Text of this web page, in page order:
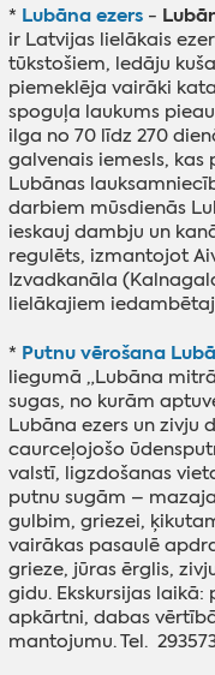
* Lubāna ezers-
ir Latvijas lielākais
tūkstošiem, ledāju
piemeklēja vairāki
spoguļa laukums
ilga no 70 līdz 270
galvenais iemesls, kas
Lubānas
darbiem mūsdienās
ieskauj dambju un
regulēts, izmantojot
Izvadkanāla
lielākajiem
* Putnu vērošana
liegumā „Lubāna
sugas, no kurām
Lubāna ezers un zivju
caurceļojošo
valstī, ligzdošanas
putnu sugām –
gulbim, griezei,
vairākas pasaulē
grieze, jūras ērglis,
gidu. Ekskursijas
apkārtni, dabas
mantojumu. Tel.